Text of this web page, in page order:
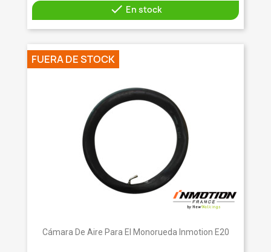
 En stock
Cámara De Aire Para El Monorueda Inmotion E20
FUERA DE STOCK